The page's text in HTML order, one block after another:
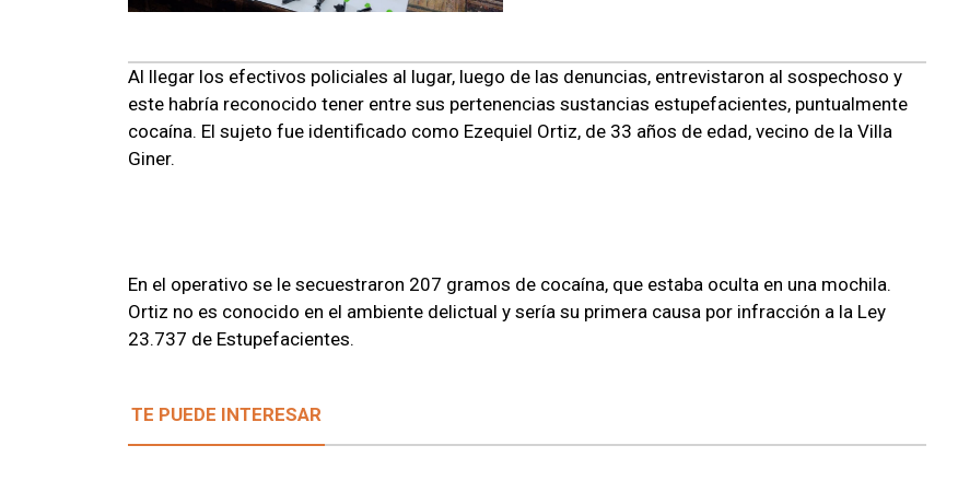
Al llegar los efectivos policiales al lugar, luego de las denuncias, entrevistaron al sospechoso y
este habría reconocido tener entre sus pertenencias sustancias estupefacientes, puntualmente
cocaína. El sujeto fue identificado como Ezequiel Ortiz, de 33 años de edad, vecino de la Villa
Giner.
En el operativo se le secuestraron 207 gramos de cocaína, que estaba oculta en una mochila.
Ortiz no es conocido en el ambiente delictual y sería su primera causa por infracción a la Ley
23.737 de Estupefacientes.
TE PUEDE INTERESAR